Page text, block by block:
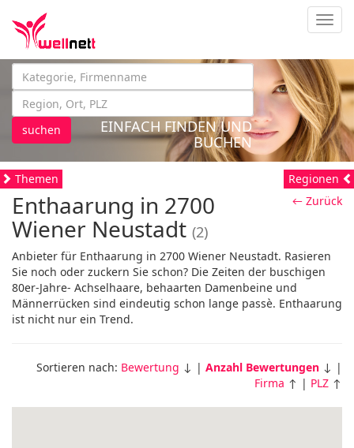
suchen
EINFACH FINDEN UND
BUCHEN
Themen
← Zurück
Enthaarung in 2700
Wiener Neustadt (2)
Anbieter für Enthaarung in 2700 Wiener Neustadt. Rasieren
Sie noch oder zuckern Sie schon? Die Zeiten der buschigen
80er-Jahre- Achselhaare, behaarten Damenbeine und
Männerrücken sind eindeutig schon lange passè. Enthaarung
ist nicht nur ein Trend.
Sortieren nach: Bewertung ↓ | Anzahl Bewertungen ↓ |
Firma ↑ | PLZ ↑
Regionen